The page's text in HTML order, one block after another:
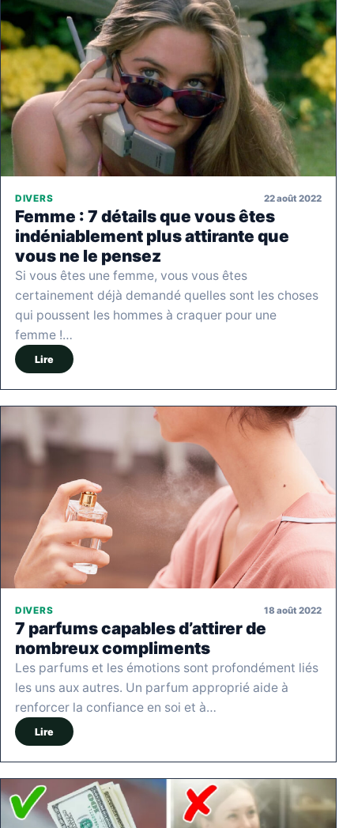
DIVERS 22 août 2022
Femme : 7 détails que vous êtes
indéniablement plus attirante que
vous ne le pensez
Si vous êtes une femme, vous vous êtes
certainement déjà demandé quelles sont les choses
qui poussent les hommes à craquer pour une
femme !…
Lire
DIVERS 18 août 2022
7 parfums capables d’attirer de
nombreux compliments
Les parfums et les émotions sont profondément liés
les uns aux autres. Un parfum approprié aide à
renforcer la confiance en soi et à…
Lire